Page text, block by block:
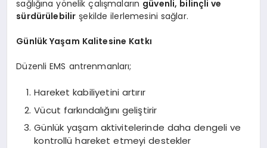
sağlığına yönelik çalışmaların güvenli, bilinçli ve
sürdürülebilir şekilde ilerlemesini sağlar.
Günlük Yaşam Kalitesine Katkı
Düzenli EMS antrenmanları;
Hareket kabiliyetini artırır
Vücut farkındalığını geliştirir
Günlük yaşam aktivitelerinde daha dengeli ve
kontrollü hareket etmeyi destekler